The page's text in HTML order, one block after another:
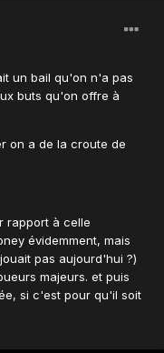
un bail qu'on n'a pas
buts qu'on offre à
on a de la croute de
rapport à celle
évidemment, mais
pas aujourd'hui ?)
majeurs. et puis
si c'est pour qu'il soit